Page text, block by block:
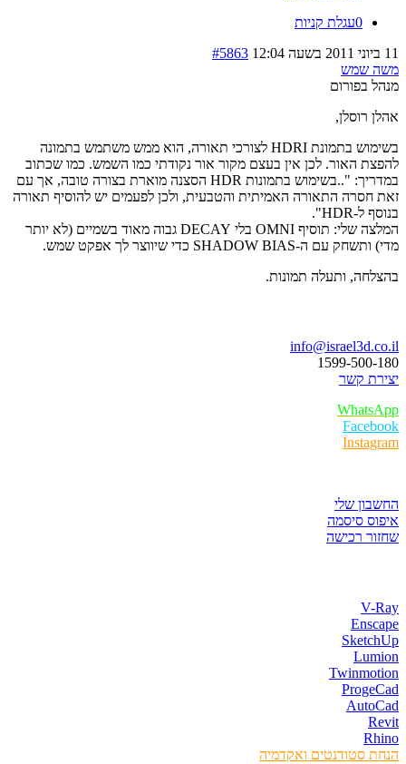
0עגלת קניות
11 ביוני 2011 בשעה 12:04
#5863
משה שמש
מנהל בפורום
אהלן רוסלן,
בשימוש בתמונת HDRI לצורכי תאורה, הוא ממש משתמש בתמונה
להפצת האור. לכן אין בעצם מקור אור נקודתי כמו השמש. כמו שכתוב
במדריך: "..בשימוש בתמונות HDR הסצנה מוארת בצורה טובה, אך עם
זאת חסרה התאורה האמיתית והטבעית, ולכן לפעמים יש להוסיף תאורה
בנוסף ל-HDR".
המלצה שלי: תוסיף OMNI בלי DECAY גבוה מאוד בשמיים (לא יותר
מדי) ותשחק עם ה-SHADOW BIAS כדי שיווצר לך אפקט שמש.
בהצלחה, ותעלה תמונות.
info@israel3d.co.il
1599-500-180
יצירת קשר
WhatsApp
Facebook
Instagram
החשבון שלי
איפוס סיסמה
שחזור רכישה
V-Ray
Enscape
SketchUp
Lumion
Twinmotion
ProgeCad
AutoCad
Revit
Rhino
הנחת סטודנטים ואקדמיה